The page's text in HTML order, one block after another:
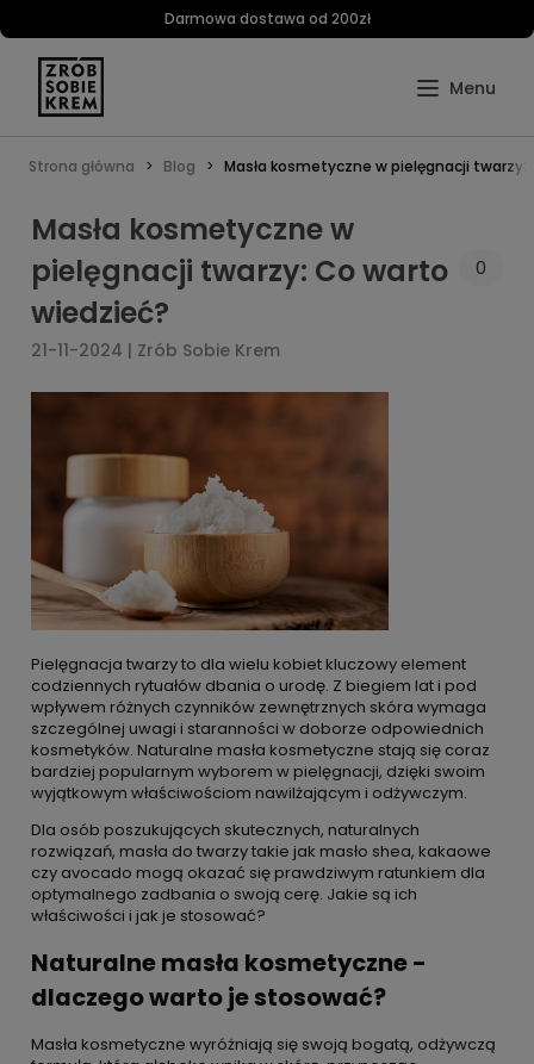
Darmowa dostawa od 200zł
Strona główna Blog Masła kosmetyczne w pielęgnacji
Masła kosmetyczne w
pielęgnacji twarzy: Co warto
wiedzieć?
0
21-11-2024 | Zrób Sobie Krem
Pielęgnacja twarzy to dla wielu kobiet kluczowy element
codziennych rytuałów dbania o urodę. Z biegiem lat i pod
wpływem różnych czynników zewnętrznych skóra wymaga
szczególnej uwagi i staranności w doborze odpowiednich
kosmetyków. Naturalne masła kosmetyczne stają się coraz
bardziej popularnym wyborem w pielęgnacji, dzięki swoim
wyjątkowym właściwościom nawilżającym i odżywczym.
Dla osób poszukujących skutecznych, naturalnych
rozwiązań, masła do twarzy takie jak masło shea, kakaowe
czy avocado mogą okazać się prawdziwym ratunkiem dla
optymalnego zadbania o swoją cerę. Jakie są ich
właściwości i jak je stosować?
Naturalne masła kosmetyczne -
dlaczego warto je stosować?
Masła kosmetyczne wyróżniają się swoją bogatą, odżywczą